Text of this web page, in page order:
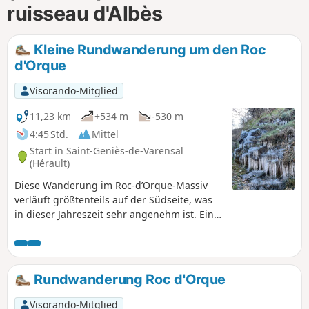
ruisseau d'Albès
Kleine Rundwanderung um den Roc
d'Orque
Visorando-Mitglied
11,23 km
+534 m
-530 m
4:45 Std.
Mittel
Start in Saint-Geniès-de-Varensal
(Hérault)
Diese Wanderung im Roc-d’Orque-Massiv
verläuft größtenteils auf der Südseite, was
in dieser Jahreszeit sehr angenehm ist. Eine
Kalksteinfelsen mit einem Abschnitt in der
Nähe eines großen Wasserfalls, der am Fuße
einer dieser Felswände herabfließt. Eine
Quelle lässt das Wasser sprudeln, das den
Berg vom Einzugsgebiet, das das Plateau
Rundwanderung Roc d'Orque
Visorando-Mitglied